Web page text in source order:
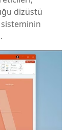
dizüstü
sisteminin